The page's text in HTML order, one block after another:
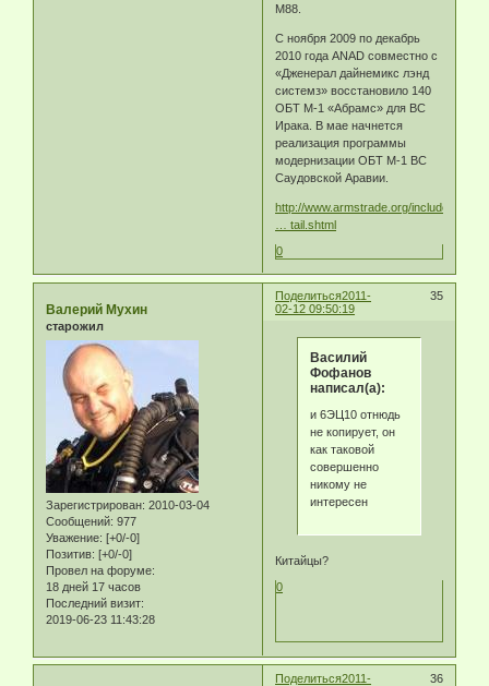
M88.
С ноября 2009 по декабрь
2010 года ANAD совместно с
«Дженерал дайнемикс лэнд
системз» восстановило 140
ОБТ M-1 «Абрамс» для ВС
Ирака. В мае начнется
реализация программы
модернизации ОБТ M-1 ВС
Саудовской Аравии.
http://www.armstrade.org/includes/perio
… tail.shtml
0
Поделиться 35
2011-
02-12 09:50:19
Валерий Мухин
старожил
Зарегистрирован: 2010-03-04
Сообщений: 977
Уважение: [+0/-0]
Позитив: [+0/-0]
Провел на форуме:
18 дней 17 часов
Последний визит:
2019-06-23 11:43:28
Василий
Фофанов
написал(а):
и 6ЭЦ10 отнюдь
не копирует, он
как таковой
совершенно
никому не
интересен
Китайцы?
0
Поделиться 36
2011-